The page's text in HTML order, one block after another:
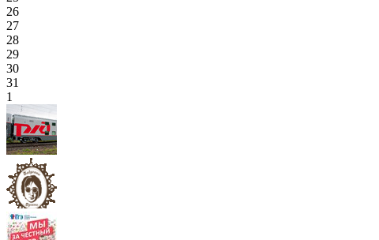
26
27
28
29
30
31
1